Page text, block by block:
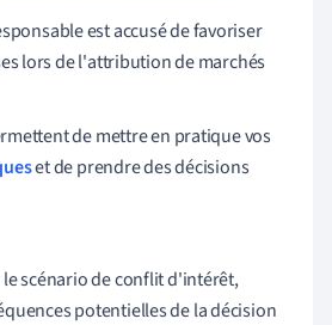
est accusé de favoriser
lors de l'attribution de marchés
de mettre en pratique vos
et de prendre des décisions
le scénario de conflit d'intérêt,
potentielles de la décision